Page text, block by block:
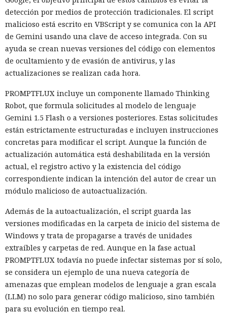
detección por medios de protección tradicionales. El script
malicioso está escrito en VBScript y se comunica con la API
de Gemini usando una clave de acceso integrada. Con su
ayuda se crean nuevas versiones del código con elementos
de ocultamiento y de evasión de antivirus, y las
actualizaciones se realizan cada hora.
PROMPTFLUX incluye un componente llamado Thinking
Robot, que formula solicitudes al modelo de lenguaje
Gemini 1.5 Flash o a versiones posteriores. Estas solicitudes
están estrictamente estructuradas e incluyen instrucciones
concretas para modificar el script. Aunque la función de
actualización automática está deshabilitada en la versión
actual, el registro activo y la existencia del código
correspondiente indican la intención del autor de crear un
módulo malicioso de autoactualización.
Además de la autoactualización, el script guarda las
versiones modificadas en la carpeta de inicio del sistema de
Windows y trata de propagarse a través de unidades
extraíbles y carpetas de red. Aunque en la fase actual
PROMPTFLUX todavía no puede infectar sistemas por sí solo,
se considera un ejemplo de una nueva categoría de
amenazas que emplean modelos de lenguaje a gran escala
(LLM) no solo para generar código malicioso, sino también
para su evolución en tiempo real.